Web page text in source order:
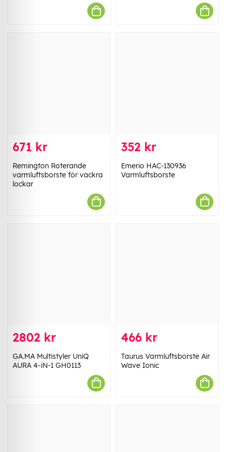
671 kr
Remington Roterande
varmluftsborste för vackra
lockar
352 kr
Emerio HAC-130936
Varmluftsborste
2802 kr
GA.MA Multistyler UniQ
AURA 4-iN-1 GH0113
466 kr
Taurus Varmluftsborste Air
Wave Ionic